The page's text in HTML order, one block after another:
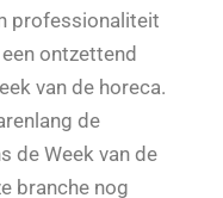
professionaliteit
ontzettend
van de horeca.
de
de Week van de
branche nog